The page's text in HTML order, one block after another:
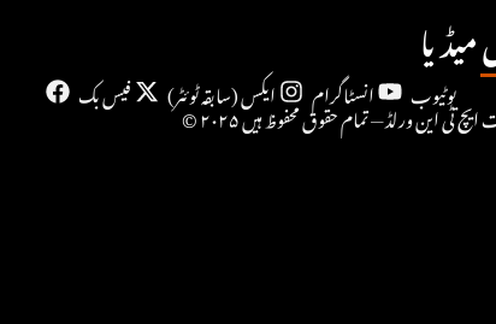
فیس بک ایکس (سابقہ ٹوئٹر) انسٹاگرام یوٹیوب
ایچ ٹی این ورلڈ — تمام حقوق محفوظ ہیں